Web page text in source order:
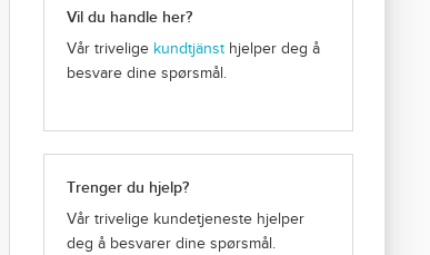
Vil du handle her?
Vår trivelige kundtjänst hjelper deg å
besvare dine spørsmål.
Trenger du hjelp?
Vår trivelige kundetjeneste hjelper
deg å besvarer dine spørsmål.